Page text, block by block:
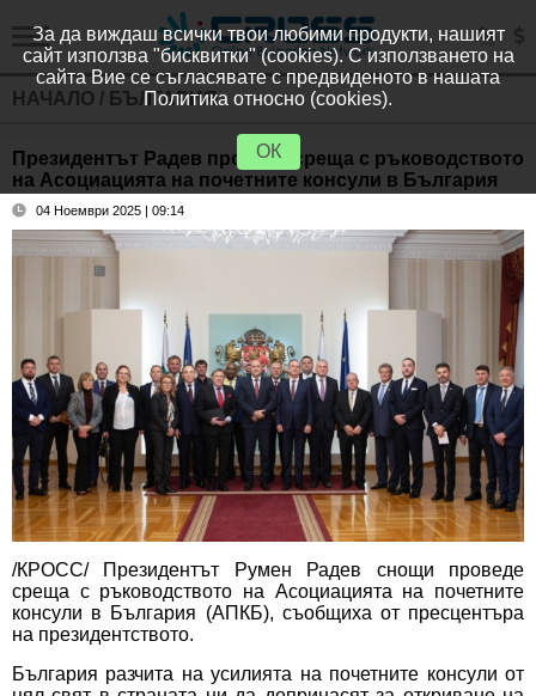
НАЧАЛО / БЪЛГАРИЯ
Президентът Радев проведе среща с ръководството
на Асоциацията на почетните консули в България
04 Ноември 2025 | 09:14
/КРОСС/ Президентът Румен Радев снощи проведе
среща с ръководството на Асоциацията на почетните
консули в България (АПКБ), съобщиха от пресцентъра
на президентството.
България разчита на усилията на почетните консули от
За да виждаш всички твои любими продукти, нашият
сайт използва "бисквитки" (cookies). С използването на
сайта Вие се съгласявате с предвиденото в нашата
Политика относно (cookies).
ОК